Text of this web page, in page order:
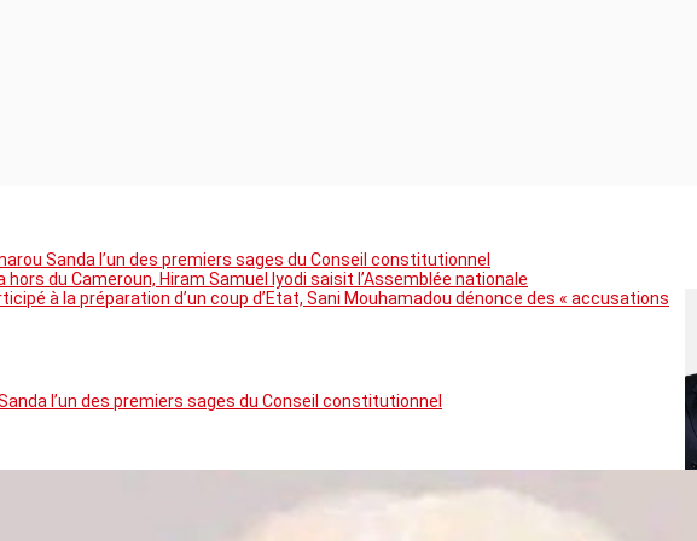
Sanda l’un des premiers sages du Conseil constitutionnel
hors du Cameroun, Hiram Samuel Iyodi saisit l’Assemblée nationale
à la préparation d’un coup d’Etat, Sani Mouhamadou dénonce des « accusations
l’un des premiers sages du Conseil constitutionnel